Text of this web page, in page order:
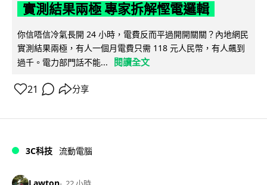
實測結果兩極 專家拆解慳電邏輯
你信唔信冷氣長開 24 小時，電費反而平過開開關關？內地網民
實測結果兩極，有人一個月電費只需 118 元人民幣，有人飆到
過千。電力部門話不能...
閱讀全文
21 分享
3C科技 流動電腦